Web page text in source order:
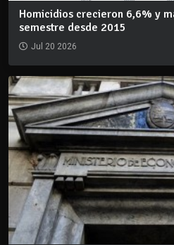
Homicidios crecieron 6,6% y
semestre desde 2015
Jul 20 2026